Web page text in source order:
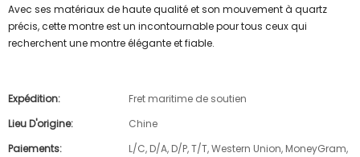
Avec ses matériaux de haute qualité et son mouvement à quartz
précis, cette montre est un incontournable pour tous ceux qui
recherchent une montre élégante et fiable.
Expédition:
Fret maritime de soutien
Lieu D'origine:
Chine
Paiements:
L/C, D/A, D/P, T/T, Western Union, MoneyGram,